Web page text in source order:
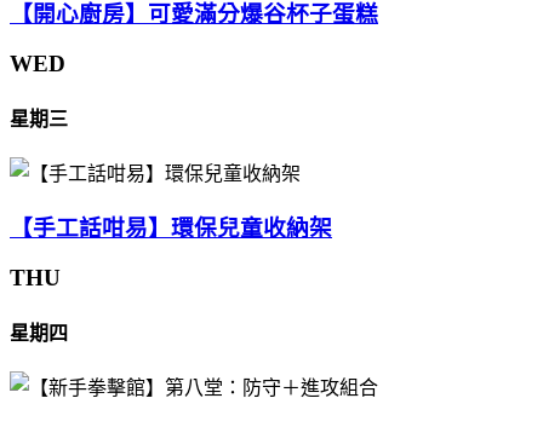
【開心廚房】可愛滿分爆谷杯子蛋糕
WED
星期三
【手工話咁易】環保兒童收納架
THU
星期四